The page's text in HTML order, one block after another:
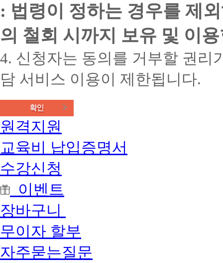
: 법령이 정하는 경우를 제
의 철회 시까지 보유 및 이
4. 신청자는 동의를 거부할 권리
담 서비스 이용이 제한됩니다.
원격지원
교육비 납입증명서
수강신청
이벤트
장바구니
무이자 할부
자주묻는질문